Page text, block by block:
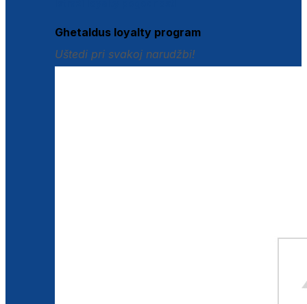
Ghetaldus loyalty program
Uštedi pri svakoj narudžbi!